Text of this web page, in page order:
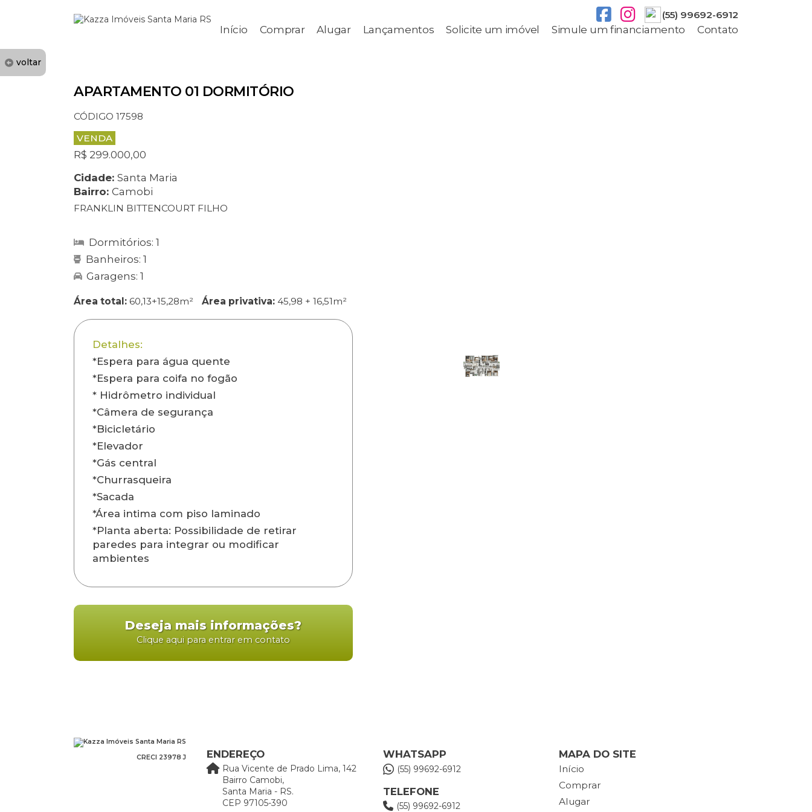
(55) 99692-6912
Início Comprar Alugar Lançamentos Solicite um imóvel Simule um financiamento Contato
voltar
APARTAMENTO 01 DORMITÓRIO
CÓDIGO 17598
VENDA
R$ 299.000,00
Cidade: Santa Maria
Bairro: Camobi
FRANKLIN BITTENCOURT FILHO
Dormitórios: 1
Banheiros: 1
Garagens: 1
Área total: 60,13+15,28m² Área privativa: 45,98 + 16,51m²
Detalhes:
*Espera para água quente
*Espera para coifa no fogão
* Hidrômetro individual
*Câmera de segurança
*Bicicletário
*Elevador
*Gás central
*Churrasqueira
*Sacada
*Área intima com piso laminado
*Planta aberta: Possibilidade de retirar
paredes para integrar ou modificar
ambientes
Deseja mais informações?
Clique aqui para entrar em contato
CRECI 23978 J ENDEREÇO
Rua Vicente de Prado Lima, 142
Bairro Camobi,
Santa Maria - RS.
CEP 97105-390
WHATSAPP
(55) 99692-6912
TELEFONE
(55) 99692-6912
MAPA DO SITE
Início
Comprar
Alugar